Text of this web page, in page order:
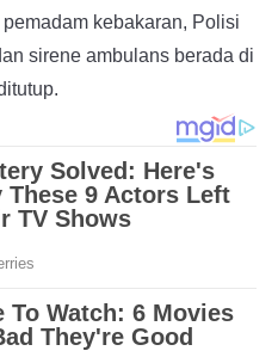
kebakaran, Polisi
sirene ambulans berada di